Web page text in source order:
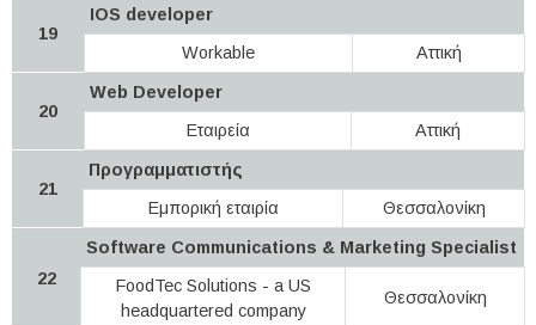
19
IOS developer
Workable
Αττική
20
Web Developer
Εταιρεία
Αττική
21
Προγραμματιστής
Εμπορική εταιρία
Θεσσαλονίκη
22
Software Communications & Marketing Specialist
FoodTec Solutions - a US
headquartered company
Θεσσαλονίκη